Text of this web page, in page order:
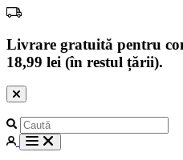
Livrare gratuită pentru
18,99 lei (în restul țării).